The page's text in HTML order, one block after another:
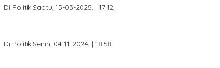
Di Politik|Sabtu, 15-03-2025, | 17:12,
Di Politik|Senin, 04-11-2024, | 18:58,